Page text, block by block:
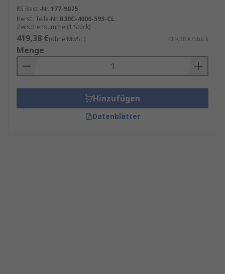
RS Best.-Nr. 177-9075
Herst. Teile-Nr. B30C-4000-595-CL
Zwischensumme (1 Stück)
419,38 €(ohne MwSt.) 419,38 €/Stück
Menge
Hinzufügen
Datenblätter